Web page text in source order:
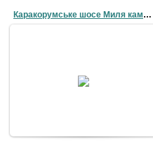
Каракорумське шосе Миля камень Китай пакистанской
Amazing Каракорумське шосе